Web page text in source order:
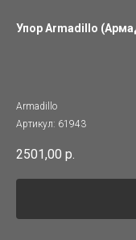
Упор Armadillo
Armadillo
Артикул: 61943
2501,00 р.